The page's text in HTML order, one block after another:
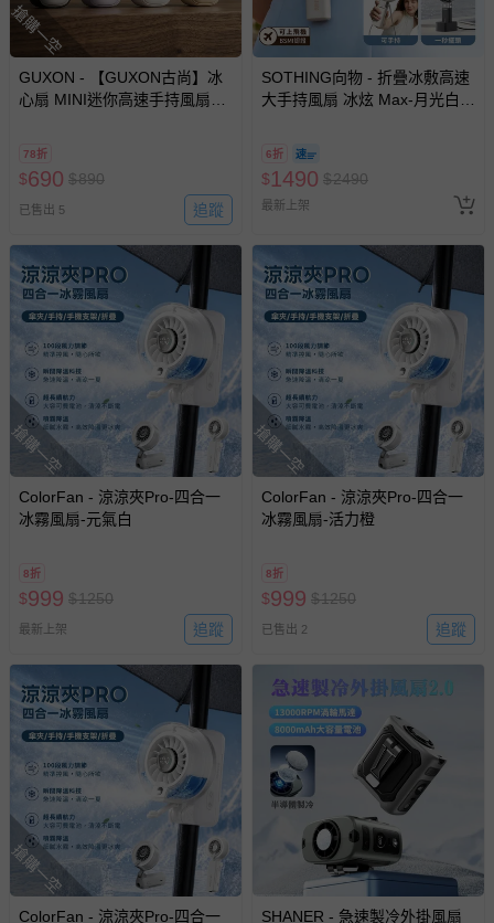
搶購一空
GUXON - 【GUXON古尚】冰
心扇 MINI迷你高速手持風扇
78折
$690 $890
已售出 5 追蹤
SOTHING向物 - 折疊冰敷高速
大手持風扇 冰炫 Max-月光白/
6折
$1490 $2490
最新上架
搶購一空
ColorFan - 涼涼夾Pro-四合一
冰霧風扇-元氣白
8折
$999 $1250
最新上架 追蹤
搶購一空
ColorFan - 涼涼夾Pro-四合一
冰霧風扇-活力橙
8折
$999 $1250
已售出 2 追蹤
搶購一空
ColorFan - 涼涼夾Pro-四合一
SHANER - 急速製冷外掛風扇